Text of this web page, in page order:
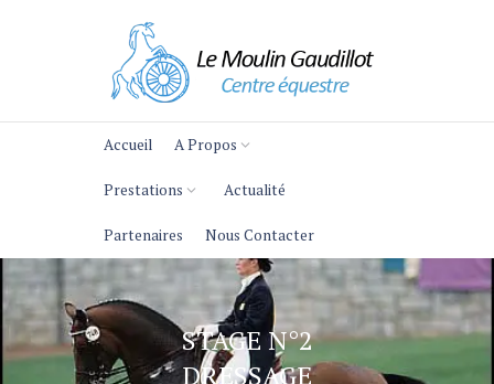
Accueil A Propos
Prestations Actualité
Partenaires Nous Contacter
STAGE N°2
DRESSAGE